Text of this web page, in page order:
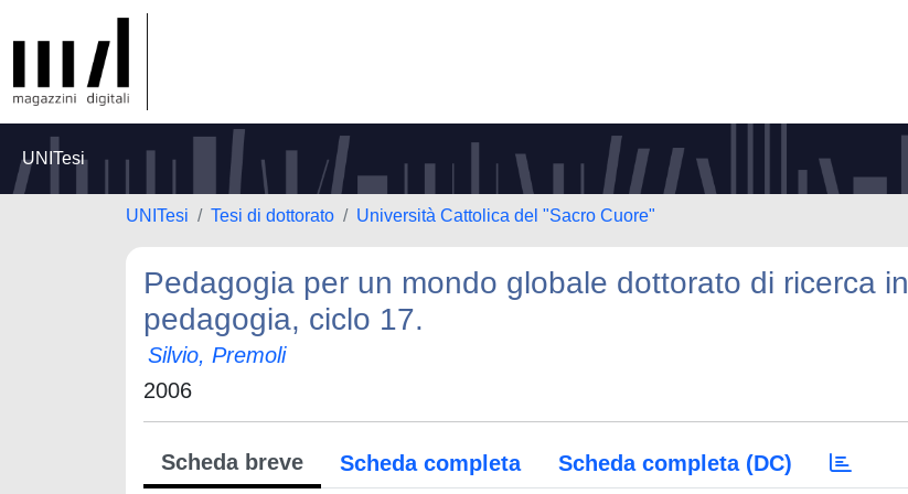
UNITesi
UNITesi Tesi di dottorato Università Cattolica del "Sacro Cuore"
Pedagogia per un mondo globale dottorato di ricerca in
pedagogia, ciclo 17.
Silvio, Premoli
2006
Scheda breve Scheda completa Scheda completa (DC)